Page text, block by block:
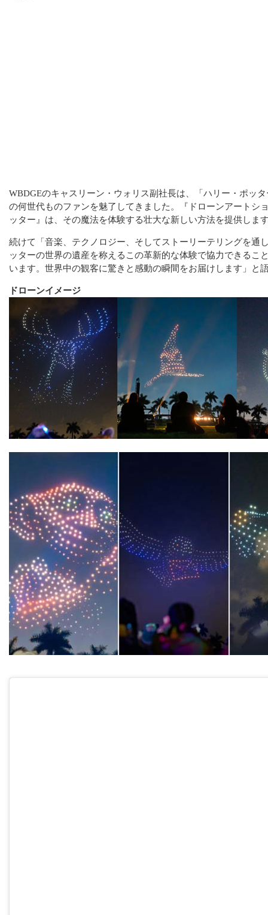
WBDGEのキャスリーン・ウォリス副社長は、「ハリー・ポッ
の何世代ものファンを魅了してきました。『ドローンアートシ
ッター』は、その魔法を体験する壮大な新しい方法を提供しま
続けて「音楽、テクノロジー、そしてストーリーテリングを通
ッターの世界の遺産を称えるこの革新的な体験で協力できるこ
います。世界中の観客に驚きと感動の瞬間をお届けします」と
ドローンイメージ